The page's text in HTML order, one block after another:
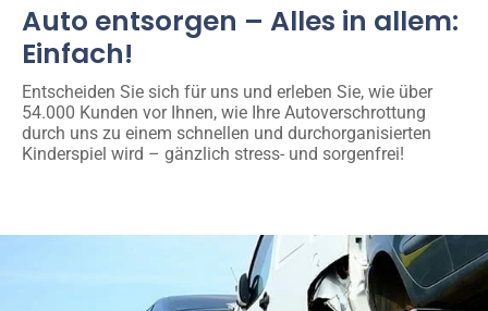
Auto entsorgen – Alles in allem:
Einfach!
Entscheiden Sie sich für uns und erleben Sie, wie über
54.000 Kunden vor Ihnen, wie Ihre Autoverschrottung
durch uns zu einem schnellen und durchorganisierten
Kinderspiel wird – gänzlich stress- und sorgenfrei!